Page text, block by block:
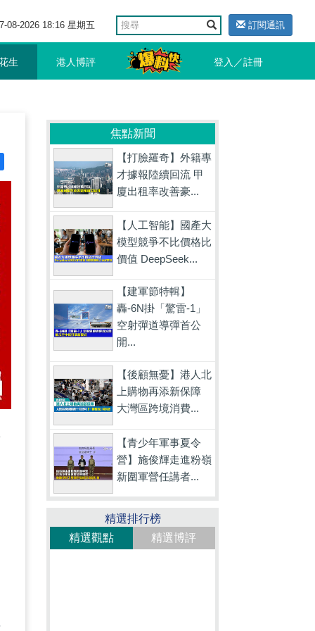
08-2026 18:16 星期五 訂閱通訊
生 港人博評 登入／註冊
焦點新聞
【打臉羅奇】外籍專
才據報陸續回流 甲
廈出租率改善豪...
【人工智能】國產大
模型競爭不比價格比
價值 DeepSeek...
【建軍節特輯】
轟-6N掛「驚雷-1」
空射彈道導彈首公
開...
【後顧無憂】港人北
上購物再添新保障
大灣區跨境消費...
【青少年軍事夏令
營】施俊輝走進粉嶺
新圍軍營任講者...
精選排行榜
精選觀點
精選博評